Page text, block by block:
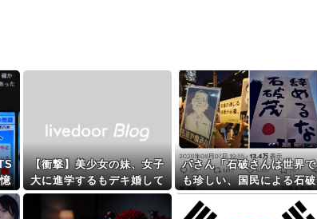
【衝撃】美少女の妹、女子
大に進学するもデキ婚して
中退へｗｗｗｗ妹の末路
が…ヤバすぎる…
パさん「石破さんは世界で
も珍しい、国民による石破
辞めるなデモが自然発生し
た総理大臣です」